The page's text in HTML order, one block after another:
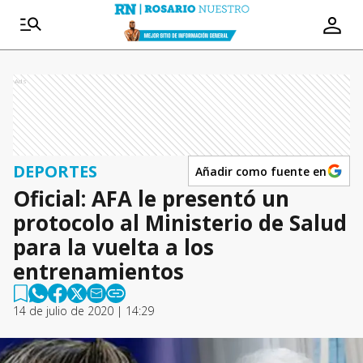
Ads
DEPORTES Añadir como fuente en
Oficial: AFA le presentó un
protocolo al Ministerio de Salud
para la vuelta a los
entrenamientos
14 de julio de 2020 | 14:29